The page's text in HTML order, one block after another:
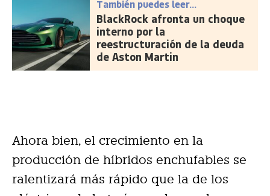
También puedes leer...
BlackRock afronta un choque
interno por la
reestructuración de la deuda
de Aston Martin
Ahora bien, el crecimiento en la
producción de híbridos enchufables se
ralentizará más rápido que la de los